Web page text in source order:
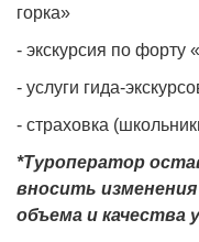
горка»
- экскурсия по форту
- услуги гида-
- страховка
*Туроператор
вносить
объема и качества